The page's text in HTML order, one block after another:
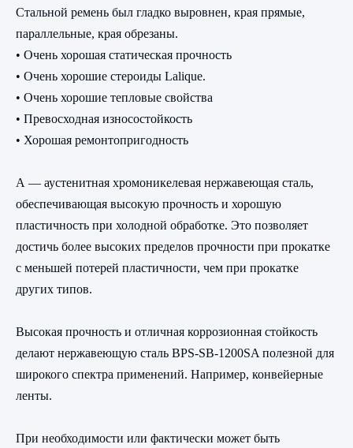
Стальной ремень был гладко выровнен, края прямые,
параллельные, края обрезаны.
• Очень хорошая статическая прочность
• Очень хорошие стероиды Lalique.
• Очень хорошие тепловые свойства
• Превосходная износостойкость
• Хорошая ремонтопригодность
А — аустенитная хромоникелевая нержавеющая сталь,
обеспечивающая высокую прочность и хорошую
пластичность при холодной обработке. Это позволяет
достичь более высоких пределов прочности при прокатке
с меньшей потерей пластичности, чем при прокатке
других типов.
Высокая прочность и отличная коррозионная стойкость
делают нержавеющую сталь BPS-SB-1200SA полезной для
широкого спектра применений. Например, конвейерные
ленты.
При необходимости или фактически может быть